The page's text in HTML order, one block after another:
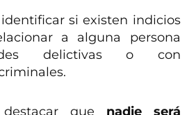
si existen indicios
a alguna persona
delictivas o con
que nadie será